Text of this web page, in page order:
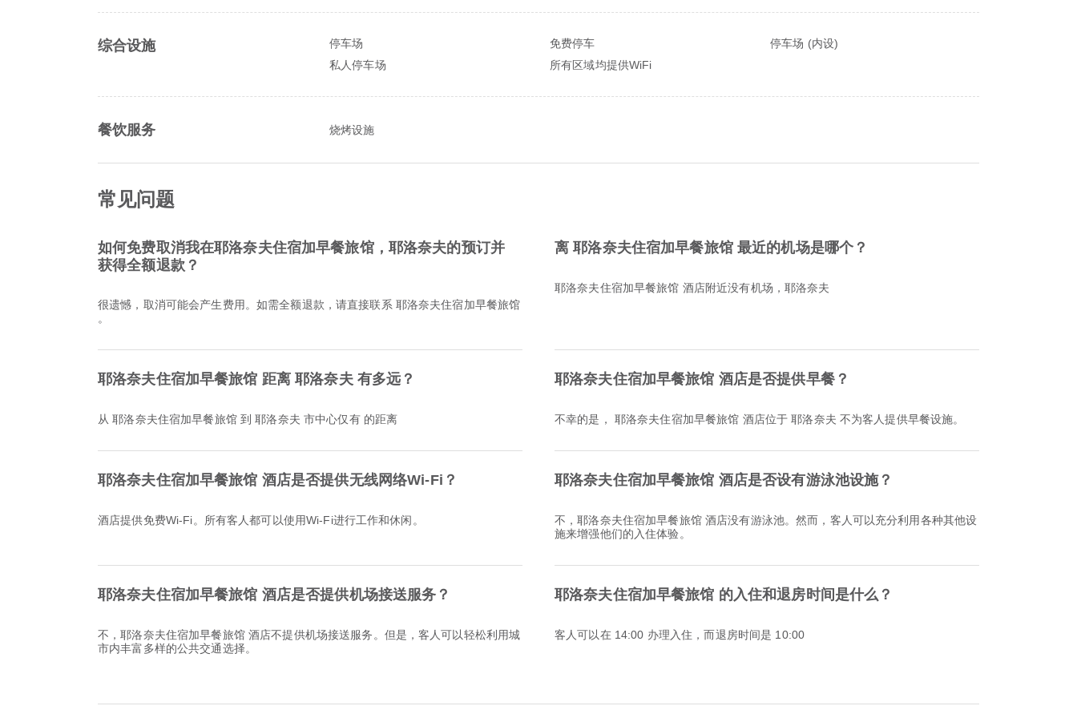
综合设施 停车场 免费停车
停车场 (内设)
私人停车场
所有区域均提供WiFi
餐饮服务 烧烤设施
常见问题
如何免费取消我在耶洛奈夫住宿加早餐旅馆，耶洛奈夫的预订并
获得全额退款？
很遗憾，取消可能会产生费用。如需全额退款，请直接联系 耶洛奈夫住宿加早餐旅馆
。
离 耶洛奈夫住宿加早餐旅馆 最近的机场是哪个？
耶洛奈夫住宿加早餐旅馆 酒店附近没有机场，耶洛奈夫
耶洛奈夫住宿加早餐旅馆 距离 耶洛奈夫 有多远？
从 耶洛奈夫住宿加早餐旅馆 到 耶洛奈夫 市中心仅有 的距离
耶洛奈夫住宿加早餐旅馆 酒店是否提供早餐？
不幸的是， 耶洛奈夫住宿加早餐旅馆 酒店位于 耶洛奈夫 不为客人提供早餐设施。
耶洛奈夫住宿加早餐旅馆 酒店是否提供无线网络Wi-Fi？
酒店提供免费Wi-Fi。所有客人都可以使用Wi-Fi进行工作和休闲。
耶洛奈夫住宿加早餐旅馆 酒店是否设有游泳池设施？
不，耶洛奈夫住宿加早餐旅馆 酒店没有游泳池。然而，客人可以充分利用各种其他设
施来增强他们的入住体验。
耶洛奈夫住宿加早餐旅馆 酒店是否提供机场接送服务？
不，耶洛奈夫住宿加早餐旅馆 酒店不提供机场接送服务。但是，客人可以轻松利用城
市内丰富多样的公共交通选择。
耶洛奈夫住宿加早餐旅馆 的入住和退房时间是什么？
客人可以在 14:00 办理入住，而退房时间是 10:00